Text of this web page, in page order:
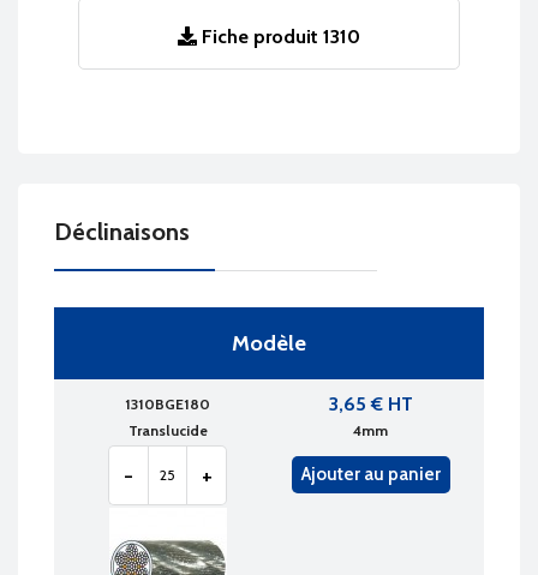
Fiche produit 1310
Déclinaisons
Modèle
1310BGE180
Translucide
4mm
3,65 € HT
- + Ajouter au panier